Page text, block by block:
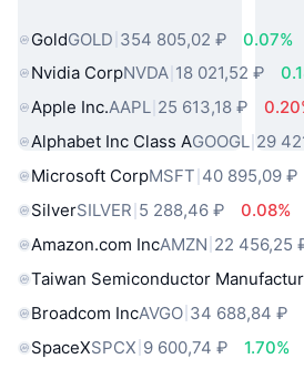
GoldGOLD 354 805,02 ₽
0.07%
Nvidia CorpNVDA 18 021,52 ₽
Apple Inc.AAPL 25 613,18 ₽
Alphabet Inc Class AGOOGL 29
Microsoft CorpMSFT 40 895,09 ₽
SilverSILVER 5 288,46 ₽
0.08%
Amazon.com IncAMZN 22 456,25
Taiwan Semiconductor
Broadcom IncAVGO 34 688,84 ₽
SpaceXSPCX 9 600,74 ₽
1.70%